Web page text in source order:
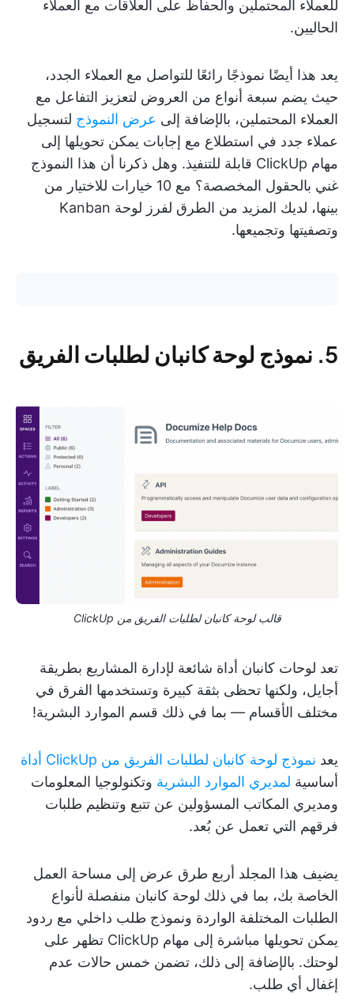
للعملاء المحتملين والحفاظ على العلاقات مع العملاء
الحاليين.
يعد هذا أيضًا نموذجًا رائعًا للتواصل مع العملاء الجدد،
حيث يضم سبعة أنواع من العروض لتعزيز التفاعل مع
العملاء المحتملين، بالإضافة إلى عرض النموذج لتسجيل
عملاء جدد في استطلاع مع إجابات يمكن تحويلها إلى
مهام ClickUp قابلة للتنفيذ. وهل ذكرنا أن هذا النموذج
غني بالحقول المخصصة؟ مع 10 خيارات للاختيار من
بينها، لديك المزيد من الطرق لفرز لوحة Kanban
وتصفيتها وتجميعها.
5. نموذج لوحة كانبان لطلبات الفريق
قالب لوحة كانبان لطلبات الفريق من ClickUp
تعد لوحات كانبان أداة شائعة لإدارة المشاريع بطريقة
أجايل، ولكنها تحظى بثقة كبيرة وتستخدمها الفرق في
مختلف الأقسام — بما في ذلك قسم الموارد البشرية!
يعد نموذج لوحة كانبان لطلبات الفريق من ClickUp
أداة
أساسية لمديري الموارد البشرية وتكنولوجيا المعلومات
ومديري المكاتب المسؤولين عن تتبع وتنظيم طلبات
فرقهم التي تعمل عن بُعد.
يضيف هذا المجلد أربع طرق عرض إلى مساحة العمل
الخاصة بك، بما في ذلك لوحة كانبان منفصلة لأنواع
الطلبات المختلفة الواردة ونموذج طلب داخلي مع ردود
يمكن تحويلها مباشرة إلى مهام ClickUp تظهر على
لوحتك. بالإضافة إلى ذلك، تضمن خمس حالات عدم
إغفال أي طلب.